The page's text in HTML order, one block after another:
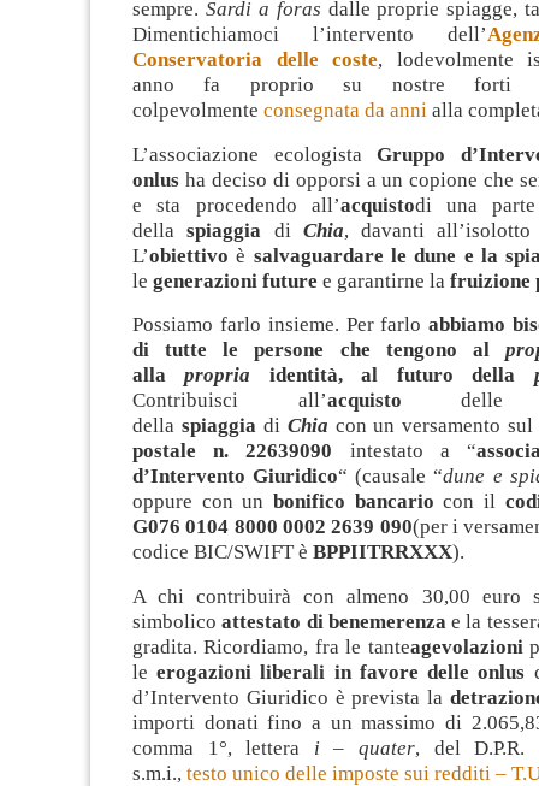
sempre. Sardi a foras dalle proprie spiagge,
Dimentichiamoci l’intervento dell’
Conservatoria delle coste, lodevolmente
anno fa proprio su nostre forti
colpevolmente consegnata da anni alla
L’associazione ecologista Gruppo
onlus ha deciso di opporsi a un copione che
e sta procedendo all’acquistodi una
dellaspiaggia di Chia, davanti
L’obiettivo è salvaguardare le dune e la
le generazioni future e garantirne la fruizione
Possiamo farlo insieme. Per farloabbiamo
di tutte le persone che tengono al
allapropria identità, al futuro della
Contribuisci all’acquisto
della spiaggiadi Chia con un versamento
postale n. 22639090 intestato a “
d’Intervento Giuridico“ (causale “dune e
oppure con un bonifico bancario con il
G076 0104 8000 0002 2639 090(per i
codice BIC/SWIFT è BPPIITRRXXX).
A chi contribuirà con almeno 30,00 euro
simbolicoattestato di benemerenza e la
gradita. Ricordiamo, fra le tanteagevolazioni
leerogazioni liberali in favore delle onlus
d’Intervento Giuridico è prevista la
importi donati fino a un massimo di
comma 1°, lettera i – quater, del D.P.R.
s.m.i., testo unico delle imposte sui redditi –